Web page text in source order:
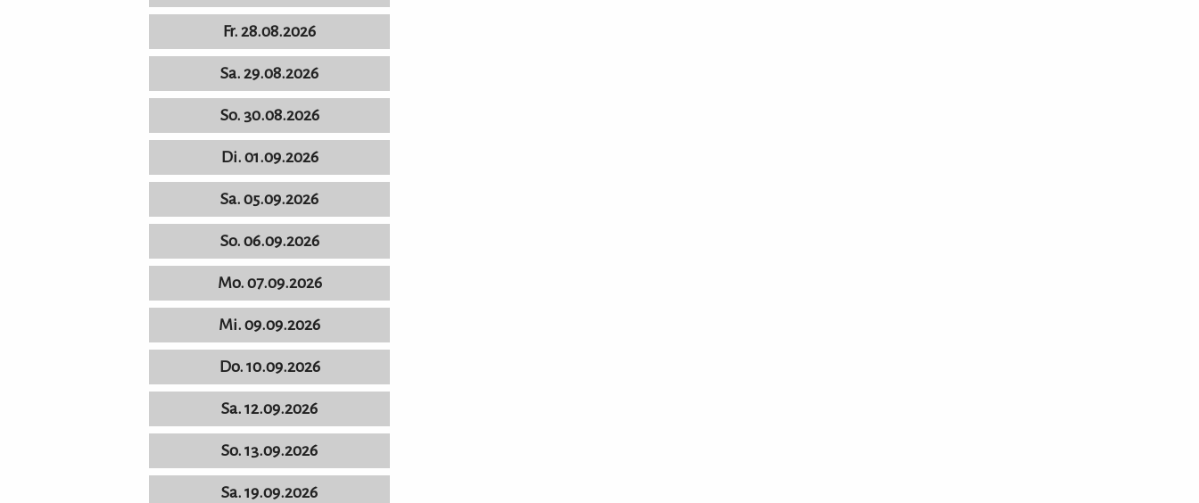
Fr. 28.08.2026
Sa. 29.08.2026
So. 30.08.2026
Di. 01.09.2026
Sa. 05.09.2026
So. 06.09.2026
Mo. 07.09.2026
Mi. 09.09.2026
Do. 10.09.2026
Sa. 12.09.2026
So. 13.09.2026
Sa. 19.09.2026